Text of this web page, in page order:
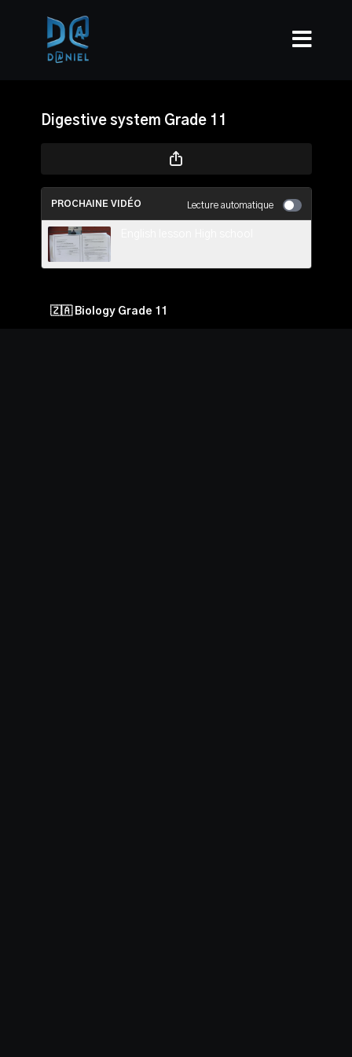
Digestive system Grade 11
PROCHAINE VIDÉO Lecture automatique
🇿🇦 Biology Grade 11